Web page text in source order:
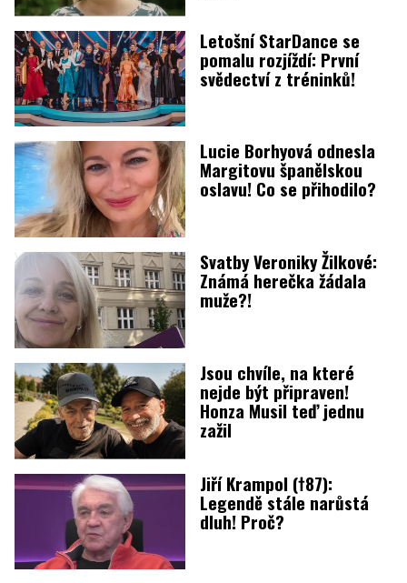
Letošní StarDance se
pomalu rozjíždí: První
svědectví z tréninků!
Lucie Borhyová odnesla
Margitovu španělskou
oslavu! Co se přihodilo?
Svatby Veroniky Žilkové:
Známá herečka žádala
muže?!
Jsou chvíle, na které
nejde být připraven!
Honza Musil teď jednu
zažil
Jiří Krampol (†87):
Legendě stále narůstá
dluh! Proč?